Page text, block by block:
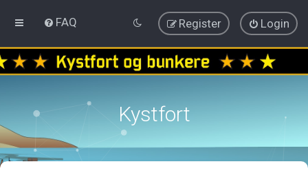
FAQ Login
Register
Kystfort